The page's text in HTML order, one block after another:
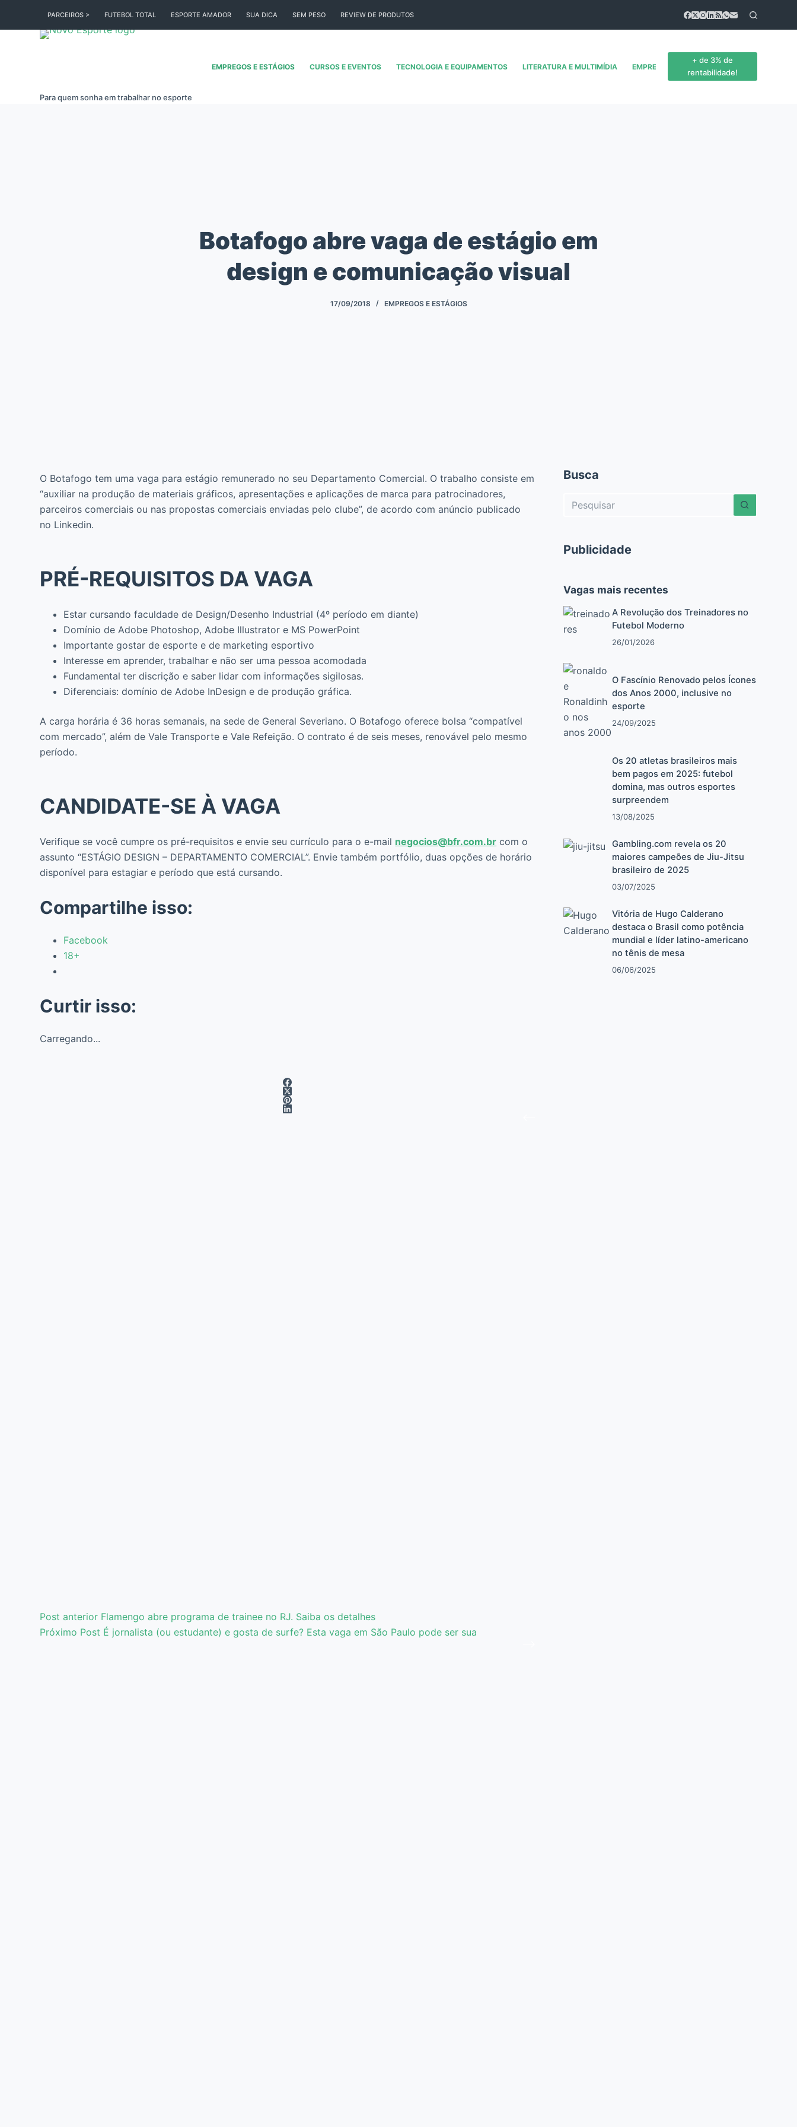
PARCEIROS > FUTEBOL TOTAL ESPORTE AMADOR SUA DICA SEM PESO REVIEW DE PRODUTOS
Para quem sonha em trabalhar no esporte
EMPREGOS E ESTÁGIOS CURSOS E EVENTOS TECNOLOGIA E EQUIPAMENTOS LITERATURA E MULTIMÍDIA EMPREENDEDORISMO
+ de 3% de
rentabilidade!
Botafogo abre vaga de estágio em
design e comunicação visual
17/09/2018 EMPREGOS E ESTÁGIOS
O Botafogo tem uma vaga para estágio remunerado no seu Departamento Comercial. O trabalho consiste em
“auxiliar na produção de materiais gráficos, apresentações e aplicações de marca para patrocinadores,
parceiros comerciais ou nas propostas comerciais enviadas pelo clube”, de acordo com anúncio publicado
no Linkedin.
PRÉ-REQUISITOS DA VAGA
Estar cursando faculdade de Design/Desenho Industrial (4º período em diante)
Domínio de Adobe Photoshop, Adobe Illustrator e MS PowerPoint
Importante gostar de esporte e de marketing esportivo
Interesse em aprender, trabalhar e não ser uma pessoa acomodada
Fundamental ter discrição e saber lidar com informações sigilosas.
Diferenciais: domínio de Adobe InDesign e de produção gráfica.
A carga horária é 36 horas semanais, na sede de General Severiano. O Botafogo oferece bolsa “compatível
com mercado”, além de Vale Transporte e Vale Refeição. O contrato é de seis meses, renovável pelo mesmo
período.
CANDIDATE-SE À VAGA
Verifique se você cumpre os pré-requisitos e envie seu currículo para o e-mail negocios@bfr.com.br com o
assunto “ESTÁGIO DESIGN – DEPARTAMENTO COMERCIAL”. Envie também portfólio, duas opções de horário
disponível para estagiar e período que está cursando.
Compartilhe isso:
Facebook
18+
Curtir isso:
Carregando...
Post anterior Flamengo abre programa de trainee no RJ. Saiba os detalhes
Próximo Post É jornalista (ou estudante) e gosta de surfe? Esta vaga em São Paulo pode ser sua
Busca
Sem
Publicidade
Vagas mais recentes
A Revolução dos Treinadores no
Futebol Moderno
26/01/2026
O Fascínio Renovado pelos Ícones
dos Anos 2000, inclusive no
esporte
24/09/2025
Os 20 atletas brasileiros mais
bem pagos em 2025: futebol
domina, mas outros esportes
surpreendem
13/08/2025
Gambling.com revela os 20
maiores campeões de Jiu-Jitsu
brasileiro de 2025
03/07/2025
Vitória de Hugo Calderano
destaca o Brasil como potência
mundial e líder latino-americano
no tênis de mesa
06/06/2025